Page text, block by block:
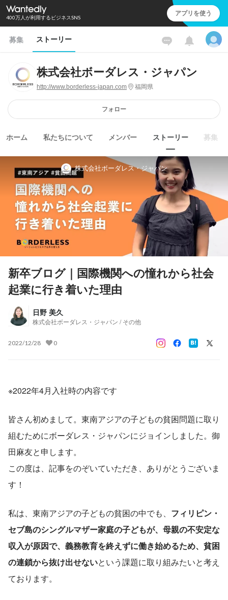
400万人が利用するビジネスSNS アプリを使う
募集 ストーリー
株式会社ボーダレス・ジャパン
http://www.borderless-japan.com 福岡県
フォロー
ホーム 私たちについて メンバー ストーリー 募集
株式会社ボーダレス・ジャパン
新卒ブログ｜国際機関への憧れから社会
起業に行き着いた理由
日野 美久
株式会社ボーダレス・ジャパン / その他
2022/12/28 0
※2022年4月入社時の内容です
皆さん初めまして。東南アジアの子どもの貧困問題に取り
組むためにボーダレス・ジャパンにジョインしました。御
田麻友と申します。
この度は、記事をのぞいていただき、ありがとうございま
す！
私は、東南アジアの子どもの貧困の中でも、 フィリピン・
セブ島のシングルマザー家庭の子どもが、母親の不安定な
収入が原因で、義務教育を終えずに働き始めるため、貧困
の連鎖から抜け出せないという課題に取り組みたいと考え
ております。